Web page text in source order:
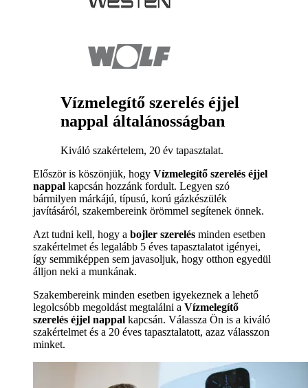
Vízmelegítő szerelés éjjel
nappal általánosságban
Kiváló szakértelem, 20 év tapasztalat.
Először is köszönjük, hogy Vízmelegítő szerelés éjjel
nappal kapcsán hozzánk fordult. Legyen szó
bármilyen márkájú, típusú, korú gázkészülék
javításáról, szakembereink örömmel segítenek önnek.
Azt tudni kell, hogy a bojler szerelés minden esetben
szakértelmet és legalább 5 éves tapasztalatot igényei,
így semmiképpen sem javasoljuk, hogy otthon egyedül
álljon neki a munkának.
Szakembereink minden esetben igyekeznek a lehető
legolcsóbb megoldást megtalálni a Vízmelegítő
szerelés éjjel nappal kapcsán. Válassza Ön is a kiváló
szakértelmet és a 20 éves tapasztalatott, azaz válasszon
minket.